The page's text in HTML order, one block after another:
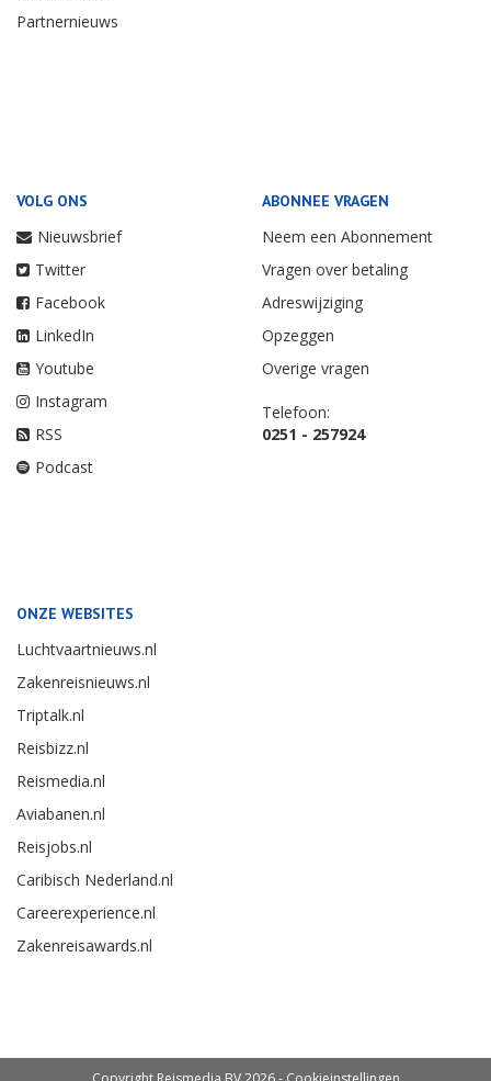
Partnernieuws
VOLG ONS
Nieuwsbrief
Twitter
Facebook
LinkedIn
Youtube
Instagram
RSS
Podcast
ABONNEE VRAGEN
Neem een Abonnement
Vragen over betaling
Adreswijziging
Opzeggen
Overige vragen
Telefoon:
0251 - 257924
ONZE WEBSITES
Luchtvaartnieuws.nl
Zakenreisnieuws.nl
Triptalk.nl
Reisbizz.nl
Reismedia.nl
Aviabanen.nl
Reisjobs.nl
Caribisch Nederland.nl
Careerexperience.nl
Zakenreisawards.nl